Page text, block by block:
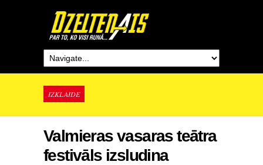
IZKLAIDE
Valmieras vasaras teātra
festivāls izsludina